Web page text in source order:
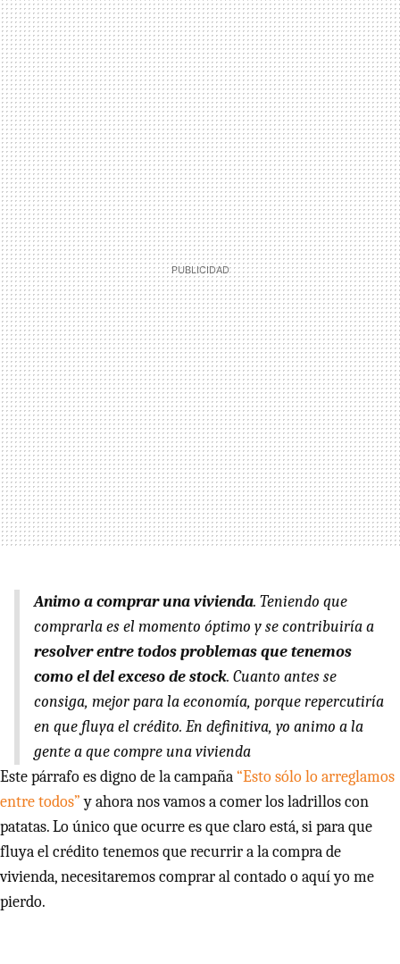
Animo a comprar una vivienda. Teniendo que
comprarla es el momento óptimo y se contribuiría a
resolver entre todos problemas que tenemos
como el del exceso de stock. Cuanto antes se
consiga, mejor para la economía, porque repercutiría
en que fluya el crédito. En definitiva, yo animo a la
gente a que compre una vivienda
Este párrafo es digno de la campaña“Esto sólo lo arreglamos
entre todos”y ahora nos vamos a comer los ladrillos con
patatas. Lo único que ocurre es que claro está, si para que
fluya el crédito tenemos que recurrir a la compra de
vivienda, necesitaremos comprar al contado o aquí yo me
pierdo.